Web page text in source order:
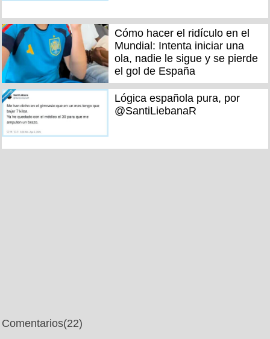
Cómo hacer el ridículo en el
Mundial: Intenta iniciar una
ola, nadie le sigue y se pierde
el gol de España
Lógica española pura, por
@SantiLiebanaR
Comentarios(22)